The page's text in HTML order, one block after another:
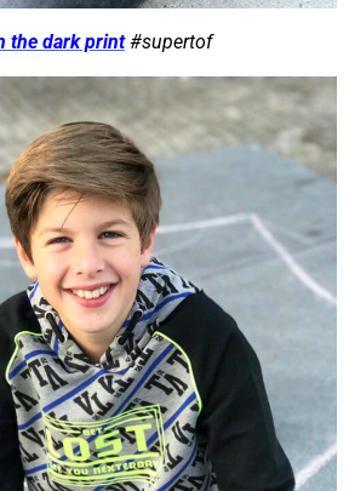
the dark print#supertof